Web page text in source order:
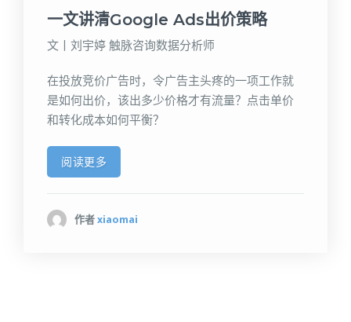
一文讲清Google Ads出价策略
文丨刘宇婷 触脉咨询数据分析师
在投放竞价广告时，令广告主头疼的一项工作就
是如何出价，该出多少价格才有流量？点击单价
和转化成本如何平衡？
阅读更多
作者 xiaomai